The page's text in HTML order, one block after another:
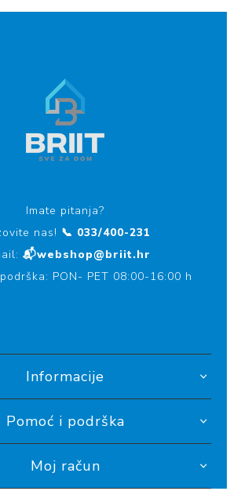
Imate pitanja?
nas! 📞 033/400-231
📬webshop@briit.hr
PON- PET 08:00-16:00 h
Informacije
Pomoć i podrška
Moj račun